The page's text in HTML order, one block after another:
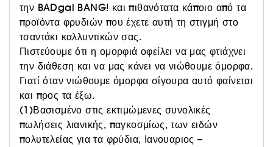
την BADgal BANG! και πιθανότατα κάποιο από τα
προϊόντα φρυδιών που έχετε αυτή τη στιγμή στο
τσαντάκι καλλυντικών σας.
Πιστεύουμε ότι η ομορφιά οφείλει να μας φτιάχνει
την διάθεση και να μας κάνει να νιώθουμε όμορφα.
Γιατί όταν νιώθουμε όμορφα σίγουρα αυτό φαίνεται
και προς τα έξω.
(1)Βασισμένο στις εκτιμώμενες συνολικές
πωλήσεις λιανικής, παγκοσμίως, των ειδών
πολυτελείας για τα φρύδια, Ιανουαριος –